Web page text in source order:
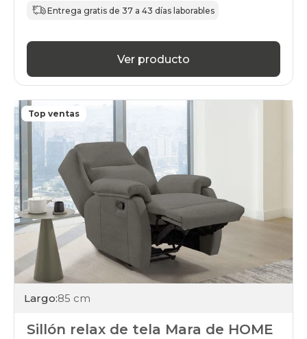
Entrega gratis de 37 a 43 días laborables
Ver producto
Top ventas
Largo:85 cm
Sillón relax de tela Mara de HOME